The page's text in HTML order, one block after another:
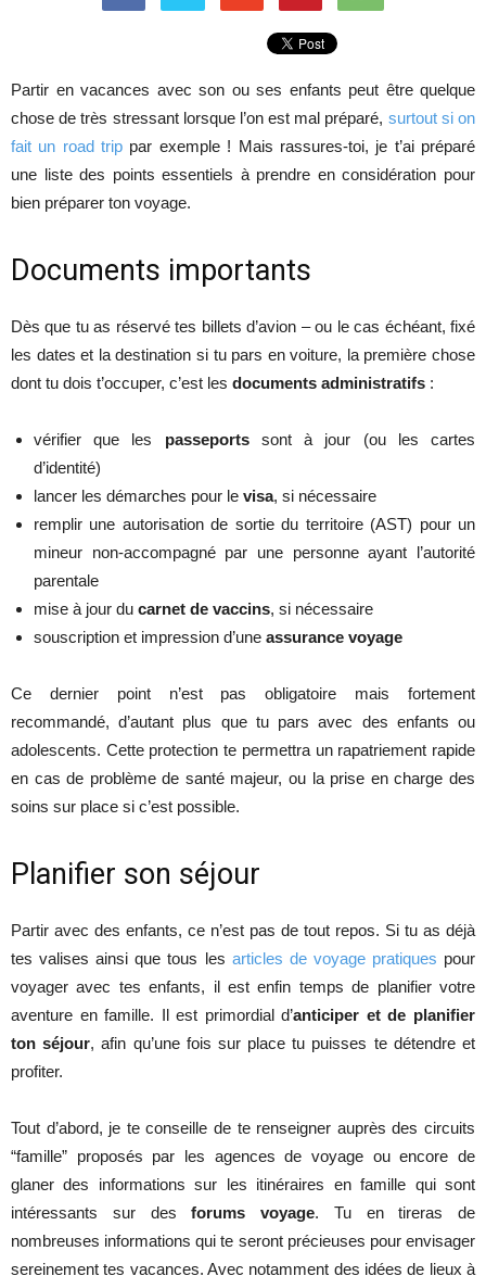
Partir en vacances avec son ou ses enfants peut être quelque
chose de très stressant lorsque l’on est mal préparé, surtout si on
fait un road trip par exemple ! Mais rassures-toi, je t’ai préparé
une liste des points essentiels à prendre en considération pour
bien préparer ton voyage.
Documents importants
Dès que tu as réservé tes billets d’avion – ou le cas échéant, fixé
les dates et la destination si tu pars en voiture, la première chose
dont tu dois t’occuper, c’est les documents administratifs :
vérifier que les passeportssont à jour (ou les cartes
d’identité)
lancer les démarches pour le visa, si nécessaire
remplir une autorisation de sortie du territoire (AST) pour un
mineur non-accompagné par une personne ayant l’autorité
parentale
mise à jour du carnet de vaccins, si nécessaire
souscription et impression d’une assurance voyage
Ce dernier point n’est pas obligatoire mais fortement
recommandé, d’autant plus que tu pars avec des enfants ou
adolescents. Cette protection te permettra un rapatriement rapide
en cas de problème de santé majeur, ou la prise en charge des
soins sur place si c’est possible.
Planifier son séjour
Partir avec des enfants, ce n’est pas de tout repos. Si tu as déjà
tes valises ainsi que tous les articles de voyage pratiques pour
voyager avec tes enfants, il est enfin temps de planifier votre
aventure en famille. Il est primordial d’anticiper et de planifier
ton séjour, afin qu’une fois sur place tu puisses te détendre et
profiter.
Tout d’abord, je te conseille de te renseigner auprès des circuits
“famille” proposés par les agences de voyage ou encore de
glaner des informations sur les itinéraires en famille qui sont
intéressants sur des forums voyage. Tu en tireras de
nombreuses informations qui te seront précieuses pour envisager
sereinement tes vacances. Avec notamment des idées de lieux à